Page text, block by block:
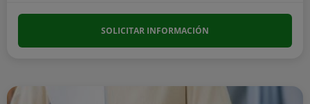
SOLICITAR INFORMACIÓN